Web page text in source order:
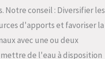
conseil : Diversifier les
d'apports et favoriser la
avec une ou deux
de l'eau à disposition